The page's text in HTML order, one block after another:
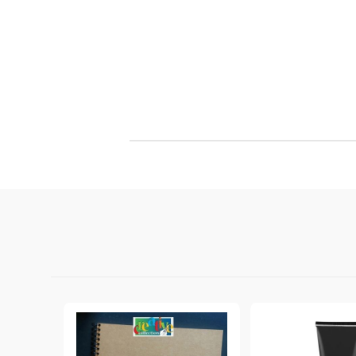
Тебеширено мастило
BRILLIANCE - Пигментно мастило
ВОСЪК